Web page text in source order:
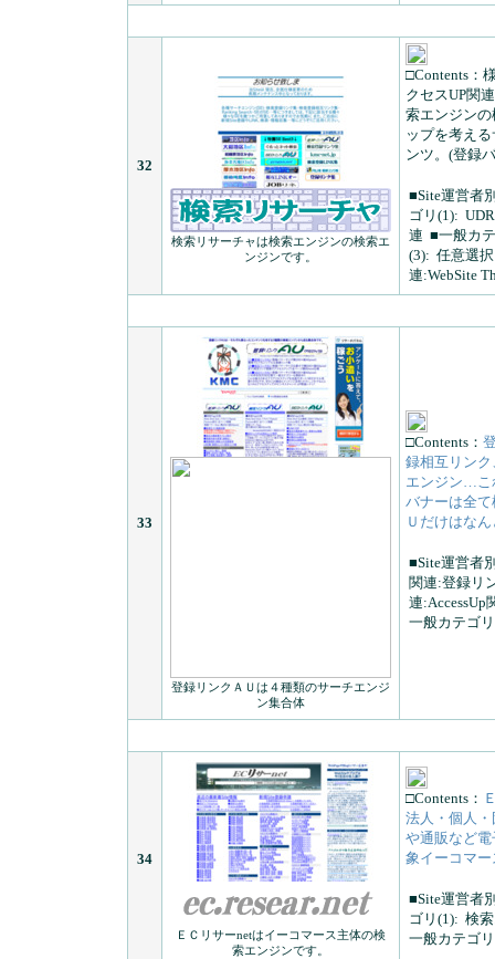
32
検索リサーチャは検索エンジンの検索エ
ンジンです。
□Contents：
クセスUP関
索エンジン
ップを考え
ンツ。(登録
■Site運営者
ゴリ(1):
連 ■一般カ
(3): 任意選
連:WebSite
33
登録リンクＡＵは４種類のサーチエンジ
ン集合体
□Contents：
録相互リン
エンジン…こ
バナーは全
Ｕだけはな
■Site運営者
関連:登録リ
連:AccessUp
一般カテゴ
34
ＥＣリサーnetはイーコマース主体の検
索エンジンです。
□Contents：
法人・個人
や通販など
象イーコマ
■Site運営者
ゴリ(1): 検
一般カテゴ